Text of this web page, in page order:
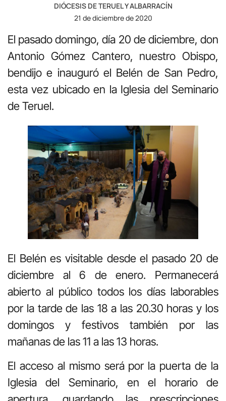
DIÓCESIS DE TERUEL Y ALBARRACÍN
21 de diciembre de 2020
El pasado domingo, día 20 de diciembre, don
Antonio Gómez Cantero, nuestro Obispo,
bendijo e inauguró el Belén de San Pedro,
esta vez ubicado en la Iglesia del Seminario
de Teruel.
El Belén es visitable desde el pasado 20 de
diciembre al 6 de enero. Permanecerá
abierto al público todos los días laborables
por la tarde de las 18 a las 20.30 horas y los
domingos y festivos también por las
mañanas de las 11 a las 13 horas.
El acceso al mismo será por la puerta de la
Iglesia del Seminario, en el horario de